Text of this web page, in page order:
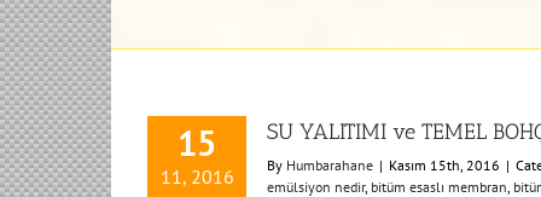
15
11, 2016
SU YALITIMI ve TEMEL
By Humbarahane | Kasım 15th, 2016 |
emülsiyon nedir, bitüm esaslı membran,